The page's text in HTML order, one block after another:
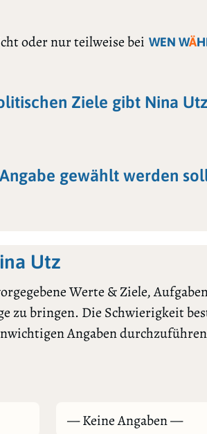
oder nur teilweise bei WEN WÄ
Ziele gibt Nina
gewählt werden
Utz
Werte & Ziele,
zu bringen. Die Schwierigkeit
Angaben
— Keine Angaben —